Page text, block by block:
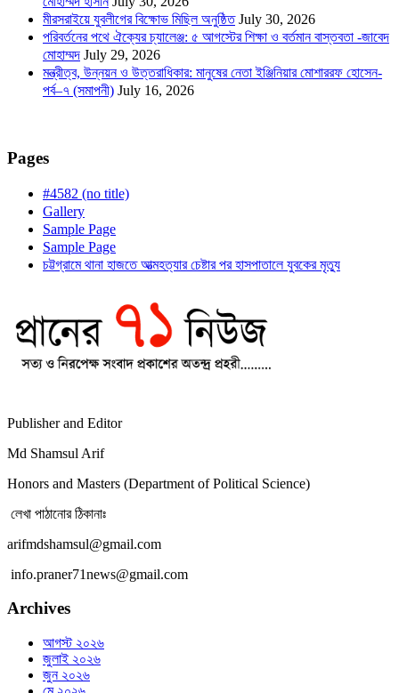
মীরসরাইয়ে যুবলীগের বিক্ষোভ মিছিল অনুষ্ঠিত July 30, 2026
পরিবর্তনের পথে ঐক্যের চ্যালেঞ্জ: ৫ আগস্টের শিক্ষা ও বর্তমান বাস্তবতা -জাবেদ
মোহাম্মদ July 29, 2026
মন্ত্রীত্ব, উন্নয়ন ও উত্তরাধিকার: মানুষের নেতা ইঞ্জিনিয়ার মোশাররফ হোসেন-
পর্ব–৭ (সমাপনী) July 16, 2026
Pages
#4582 (no title)
Gallery
Sample Page
Sample Page
চট্টগ্রামে থানা হাজতে আত্মহত্যার চেষ্টার পর হাসপাতালে যুবকের মৃত্যু
Publisher and Editor
Md Shamsul Arif
Honors and Masters (Department of Political Science)
লেখা পাঠানোর ঠিকানাঃ
arifmdshamsul@gmail.com
info.praner71news@gmail.com
Archives
আগস্ট ২০২৬
জুলাই ২০২৬
জুন ২০২৬